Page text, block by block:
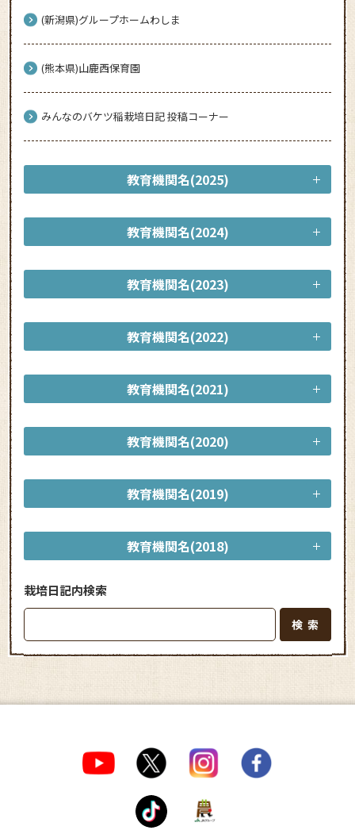
(新潟県)グループホームわしま
(熊本県)山鹿西保育園
みんなのバケツ稲栽培日記 投稿コーナー
教育機関名(2025)
教育機関名(2024)
教育機関名(2023)
教育機関名(2022)
教育機関名(2021)
教育機関名(2020)
教育機関名(2019)
教育機関名(2018)
栽培日記内検索